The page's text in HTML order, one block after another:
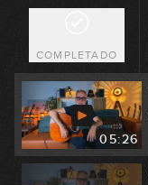
COMPLETADO13:23
05:26